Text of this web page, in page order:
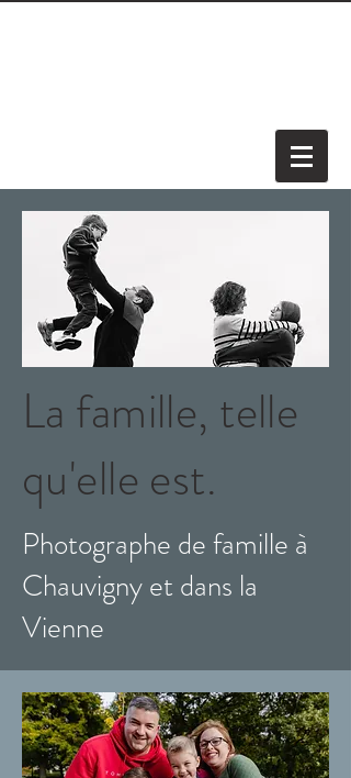
La famille, telle
qu'elle est.
Photographe de famille à
Chauvigny et dans la
Vienne